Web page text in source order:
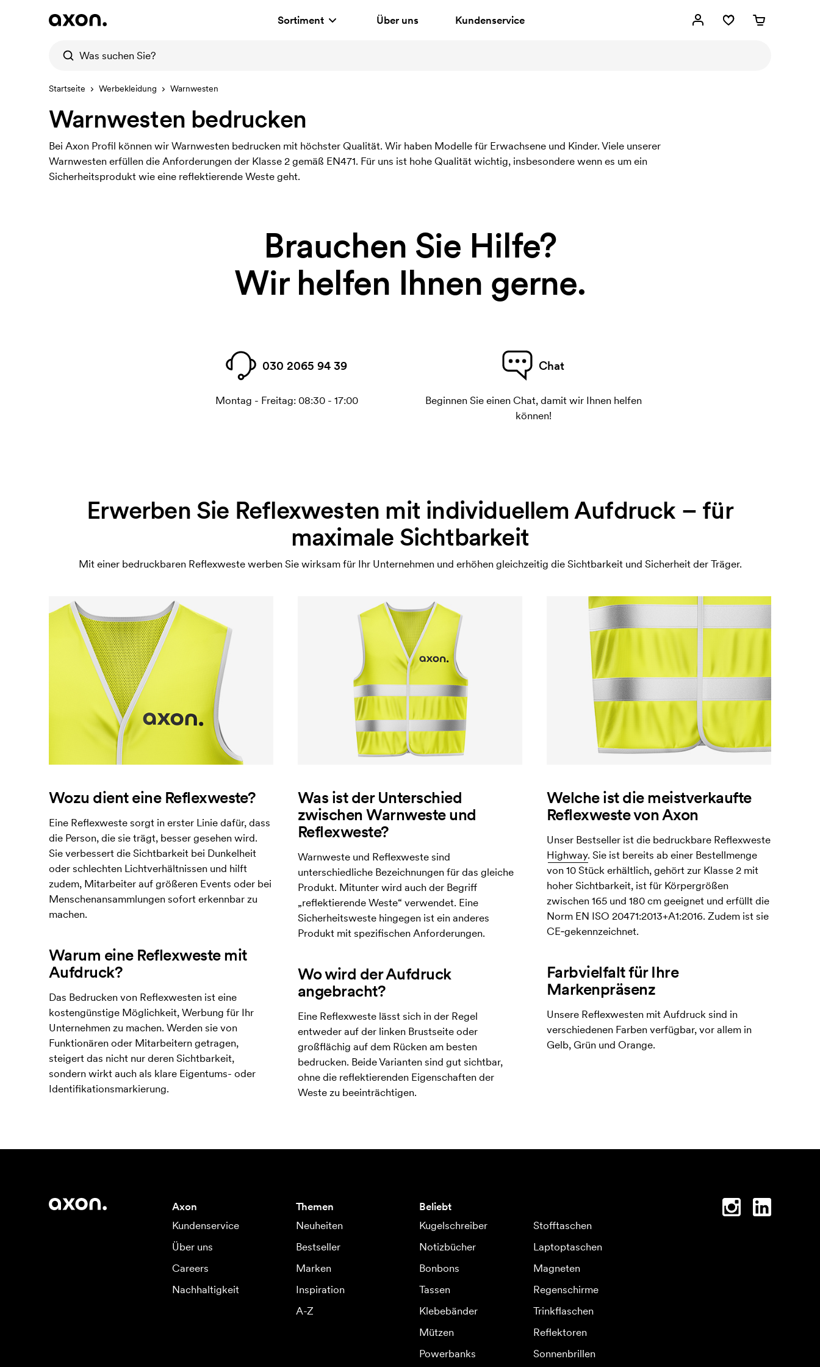
Sortiment Über uns Kundenservice
Startseite Werbekleidung Warnwesten
Warnwesten bedrucken
Bei Axon Profil können wir Warnwesten bedrucken mit höchster Qualität. Wir haben Modelle für Erwachsene und Kinder. Viele unserer
Warnwesten erfüllen die Anforderungen der Klasse 2 gemäß EN471. Für uns ist hohe Qualität wichtig, insbesondere wenn es um ein
Sicherheitsprodukt wie eine reflektierende Weste geht.
Brauchen Sie Hilfe?
Wir helfen Ihnen gerne.
030 2065 94 39
Montag - Freitag: 08:30 - 17:00
Chat
Beginnen Sie einen Chat, damit wir Ihnen helfen
können!
Erwerben Sie Reflexwesten mit individuellem Aufdruck – für
maximale Sichtbarkeit
Mit einer bedruckbaren Reflexweste werben Sie wirksam für Ihr Unternehmen und erhöhen gleichzeitig die Sichtbarkeit und Sicherheit der Träger.
Wozu dient eine Reflexweste?
Eine Reflexweste sorgt in erster Linie dafür, dass
die Person, die sie trägt, besser gesehen wird.
Sie verbessert die Sichtbarkeit bei Dunkelheit
oder schlechten Lichtverhältnissen und hilft
zudem, Mitarbeiter auf größeren Events oder bei
Menschenansammlungen sofort erkennbar zu
machen.
Warum eine Reflexweste mit
Aufdruck?
Das Bedrucken von Reflexwesten ist eine
kostengünstige Möglichkeit, Werbung für Ihr
Unternehmen zu machen. Werden sie von
Funktionären oder Mitarbeitern getragen,
steigert das nicht nur deren Sichtbarkeit,
sondern wirkt auch als klare Eigentums- oder
Identifikationsmarkierung.
Was ist der Unterschied
zwischen Warnweste und
Reflexweste?
Warnweste und Reflexweste sind
unterschiedliche Bezeichnungen für das gleiche
Produkt. Mitunter wird auch der Begriff
„reflektierende Weste“ verwendet. Eine
Sicherheitsweste hingegen ist ein anderes
Produkt mit spezifischen Anforderungen.
Wo wird der Aufdruck
angebracht?
Eine Reflexweste lässt sich in der Regel
entweder auf der linken Brustseite oder
großflächig auf dem Rücken am besten
bedrucken. Beide Varianten sind gut sichtbar,
ohne die reflektierenden Eigenschaften der
Weste zu beeinträchtigen.
Welche ist die meistverkaufte
Reflexweste von Axon
Unser Bestseller ist die bedruckbare Reflexweste
Highway. Sie ist bereits ab einer Bestellmenge
von 10 Stück erhältlich, gehört zur Klasse 2 mit
hoher Sichtbarkeit, ist für Körpergrößen
zwischen 165 und 180 cm geeignet und erfüllt die
Norm EN ISO 20471:2013+A1:2016. Zudem ist sie
CE‑gekennzeichnet.
Farbvielfalt für Ihre
Markenpräsenz
Unsere Reflexwesten mit Aufdruck sind in
verschiedenen Farben verfügbar, vor allem in
Gelb, Grün und Orange.
Axon
Kundenservice
Über uns
Careers
Nachhaltigkeit
Themen
Neuheiten
Bestseller
Marken
Inspiration
A-Z
Beliebt
Kugelschreiber
Stofftaschen
Notizbücher
Laptoptaschen
Bonbons
Magneten
Tassen
Regenschirme
Klebebänder
Trinkflaschen
Mützen
Reflektoren
Powerbanks
Sonnenbrillen